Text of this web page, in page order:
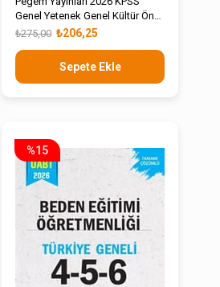
Genel Yetenek Genel Kültür Ön
Lisans Türkiye Geneli 4-5-6
₺206,25
₺275,00
Sepete Ekle
%15